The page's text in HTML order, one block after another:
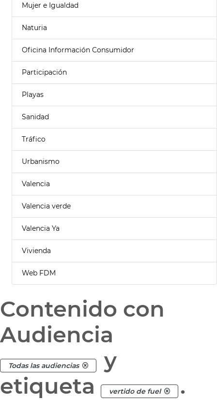
Mujer e Igualdad
Naturia
Oficina Información Consumidor
Participación
Playas
Sanidad
Tráfico
Urbanismo
Valencia
Valencia verde
Valencia Ya
Vivienda
Web FDM
Contenido con
Audiencia
Todas las audiencias
y
etiqueta
vertido de fuel .